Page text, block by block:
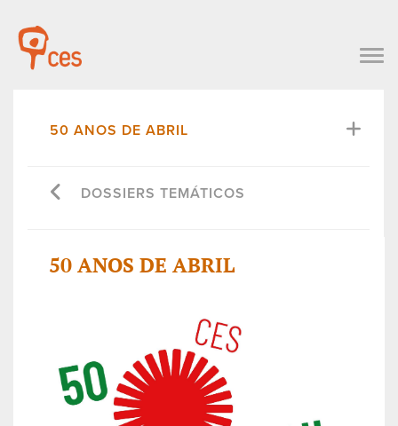
50 ANOS DE ABRIL
DOSSIERS TEMÁTICOS
50 ANOS DE ABRIL